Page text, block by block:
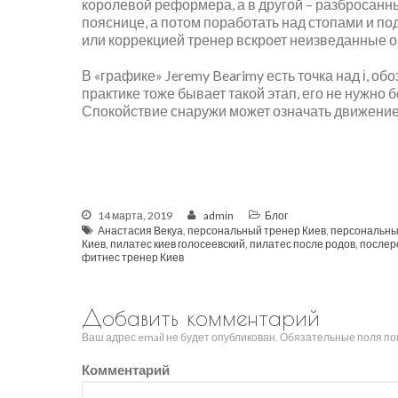
королевой реформера, а в другой –
пояснице, а потом поработать над стопами и
или коррекцией тренер вскроет неизведанные
В «графике» Jeremy Bearimy есть точка над і,
практике тоже бывает такой этап, его не нужно
Спокойствие снаружи может означать
14 марта, 2019 admin
Блог
Анастасия Векуа персональный тренер Киев
Киев пилатес киев голосеевский пилатес после родов
фитнес тренер Киев
Добавить комментарий
Ваш адрес email не будет опубликован. Обязательные поля
Комментарий